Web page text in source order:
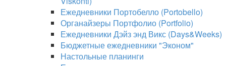
Ежедневники Портобелло (Portobello)
Органайзеры Портфолио (Portfolio)
Ежедневники Дэйз энд Викс (Days&Weeks)
Бюджетные ежедневники "Эконом"
Настольные планинги